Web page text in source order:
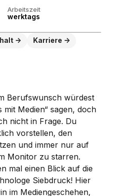
Arbeitszeit
werktags
Karriere
Berufswunsch würdest
mit Medien“ sagen, doch
nicht in Frage. Du
vorstellen, den
und immer nur auf
Monitor zu starren.
mal einen Blick auf die
Siebdruck! Hier
im Mediengeschehen,